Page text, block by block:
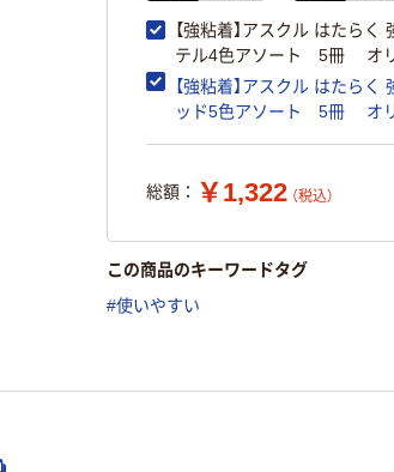
【強粘着】アスクル はたら
テル4色アソート 5冊 オ
【強粘着】アスクル はたら
ッド5色アソート 5冊 オ
総額： ￥1,322 （税込）
この商品のキーワードタグ
#使いやすい